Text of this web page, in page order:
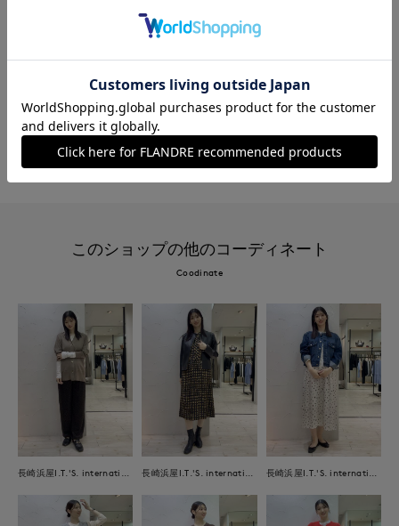
開が豊富で色違いで揃えたくなります。
#カットソー #パンツ #通勤・仕事
#オフィスカジュアル #休日 #イージーケア
#コットン #カジュアル
#おでかけ
このショップの他のコーディネート
Coodinate